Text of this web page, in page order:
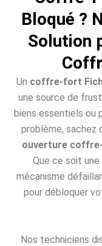
Bloqué ?
Solution
Un coffre-fort
une source de
biens essentiels ou
problème, sachez
ouverture
Que ce soit
mécanisme
pour débloquer
Nos techniciens